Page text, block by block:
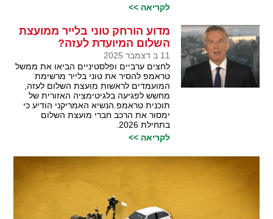
לקריאה >>
מדוע הורחק טוני בלייר ממועצת
השלום המיועדת לעזה?
11 ב דצמבר 2025
לחצים ערביים ופלסטיניים הביאו את ממשל
טראמפ להסיר את טוני בלייר מרשימת
המועמדים לראשות מועצת השלום לעזה,
מחשש לפגיעה בלגיטימציה האזורית של
תוכנית טראמפ.הנשיא האמריקני הודיע כי
ימסור את הרכב חברי מועצת השלום
בתחילת 2026.
לקריאה >>